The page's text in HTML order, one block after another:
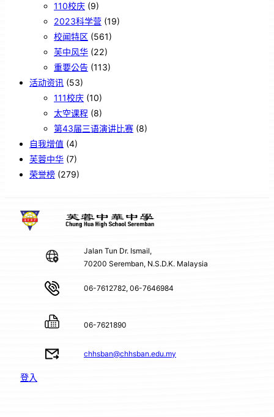
110校庆 (9)
2023科学营 (19)
校闻特区 (561)
芙中风华 (22)
重要公告 (113)
活动资讯 (53)
111校庆 (10)
太空课程 (8)
第43届三语演讲比赛 (8)
自我增值 (4)
芙蓉中华 (7)
荣誉榜 (279)
Jalan Tun Dr. Ismail,
70200 Seremban, N.S.D.K. Malaysia
06-7612782, 06-7646984
06-7621890
chhsban@chhsban.edu.my
登入